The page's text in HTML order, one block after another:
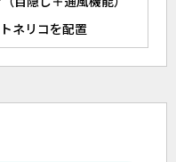
ネリコを配置